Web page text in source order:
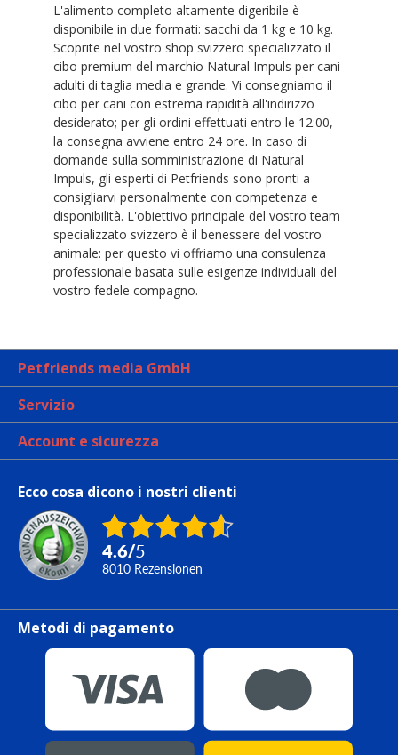
L'alimento completo altamente digeribile è
disponibile in due formati: sacchi da 1 kg e 10 kg.
Scoprite nel vostro shop svizzero specializzato il
cibo premium del marchio Natural Impuls per cani
adulti di taglia media e grande. Vi consegniamo il
cibo per cani con estrema rapidità all'indirizzo
desiderato; per gli ordini effettuati entro le 12:00,
la consegna avviene entro 24 ore. In caso di
domande sulla somministrazione di Natural
Impuls, gli esperti di Petfriends sono pronti a
consigliarvi personalmente con competenza e
disponibilità. L'obiettivo principale del vostro team
specializzato svizzero è il benessere del vostro
animale: per questo vi offriamo una consulenza
professionale basata sulle esigenze individuali del
vostro fedele compagno.
Petfriends media GmbH
Servizio
Account e sicurezza
Ecco cosa dicono i nostri clienti
4.6/5
8010 Rezensionen
Metodi di pagamento